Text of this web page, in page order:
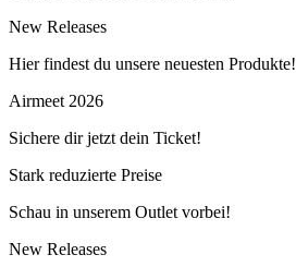
New Releases
Hier findest du unsere neuesten Produkte!
Airmeet 2026
Sichere dir jetzt dein Ticket!
Stark reduzierte Preise
Schau in unserem Outlet vorbei!
New Releases